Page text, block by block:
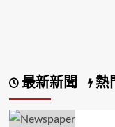
最新新聞 熱